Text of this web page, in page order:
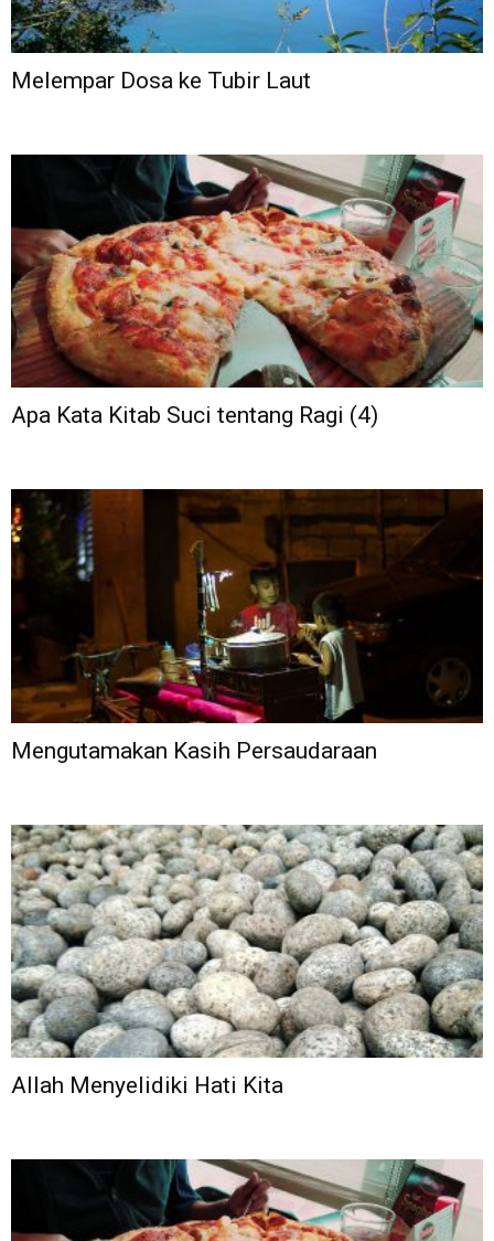
Melempar Dosa ke Tubir Laut
Apa Kata Kitab Suci tentang Ragi (4)
Mengutamakan Kasih Persaudaraan
Allah Menyelidiki Hati Kita